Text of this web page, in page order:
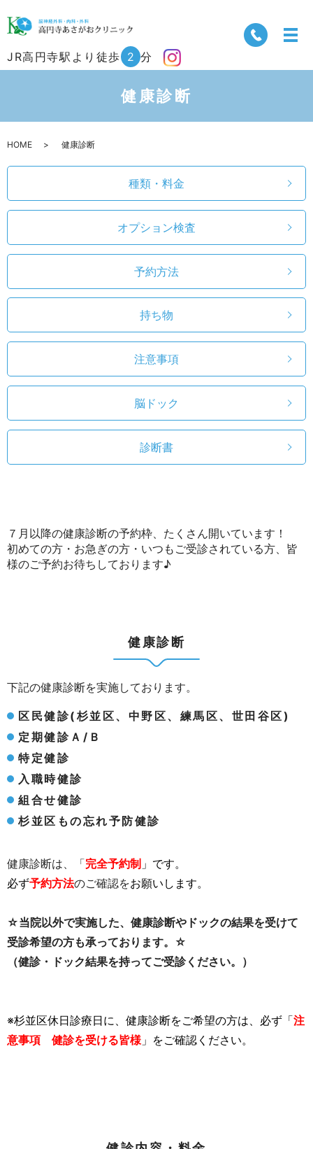
JR高円寺駅より徒歩 2 分
健康診断
HOME 健康診断
種類・料金
オプション検査
予約方法
持ち物
注意事項
脳ドック
診断書
７月以降の健康診断の予約枠、たくさん開いています！
初めての方・お急ぎの方・いつもご受診されている方、皆
様のご予約お待ちしております♪
健康診断
下記の健康診断を実施しております。
区民健診(杉並区、中野区、練馬区、世田谷区)
定期健診Ａ/Ｂ
特定健診
入職時健診
組合せ健診
杉並区もの忘れ予防健診
健康診断は、「完全予約制 」です。
必ず予約方法のご確認をお願いします。
☆当院以外で実施した、健康診断やドックの結果を受けて
受診希望の方も承っております。☆
（健診・ドック結果を持ってご受診ください。）
※杉並区休日診療日に、健康診断をご希望の方は、必ず「注
意事項 健診を受ける皆様」をご確認ください。